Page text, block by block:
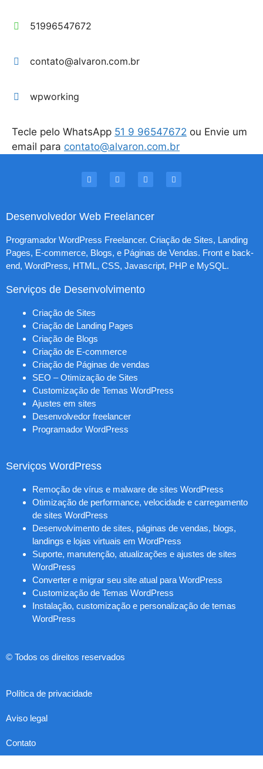
51996547672
contato@alvaron.com.br
wpworking
Tecle pelo WhatsApp 51 9 96547672 ou Envie um
email para contato@alvaron.com.br
Desenvolvedor Web Freelancer
Programador WordPress Freelancer. Criação de Sites, Landing
Pages, E-commerce, Blogs, e Páginas de Vendas. Front e back-
end, WordPress, HTML, CSS, Javascript, PHP e MySQL.
Serviços de Desenvolvimento
Criação de Sites
Criação de Landing Pages
Criação de Blogs
Criação de E-commerce
Criação de Páginas de vendas
SEO – Otimização de Sites
Customização de Temas WordPress
Ajustes em sites
Desenvolvedor freelancer
Programador WordPress
Serviços WordPress
Remoção de vírus e malware de sites WordPress
Otimização de performance, velocidade e carregamento
de sites WordPress
Desenvolvimento de sites, páginas de vendas, blogs,
landings e lojas virtuais em WordPress
Suporte, manutenção, atualizações e ajustes de sites
WordPress
Converter e migrar seu site atual para WordPress
Customização de Temas WordPress
Instalação, customização e personalização de temas
WordPress
© Todos os direitos reservados
Política de privacidade
Aviso legal
Contato